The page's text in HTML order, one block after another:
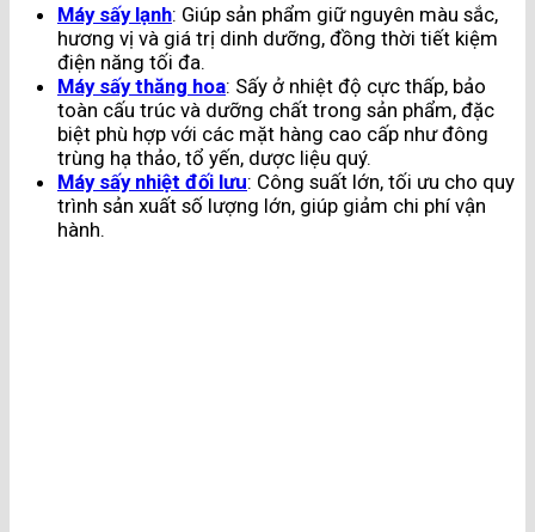
Máy sấy lạnh: Giúp sản phẩm giữ nguyên màu sắc,
hương vị và giá trị dinh dưỡng, đồng thời tiết kiệm
điện năng tối đa​.
Máy sấy thăng hoa: Sấy ở nhiệt độ cực thấp, bảo
toàn cấu trúc và dưỡng chất trong sản phẩm, đặc
biệt phù hợp với các mặt hàng cao cấp như đông
trùng hạ thảo, tổ yến, dược liệu quý​.
Máy sấy nhiệt đối lưu: Công suất lớn, tối ưu cho quy
trình sản xuất số lượng lớn, giúp giảm chi phí vận
hành​.